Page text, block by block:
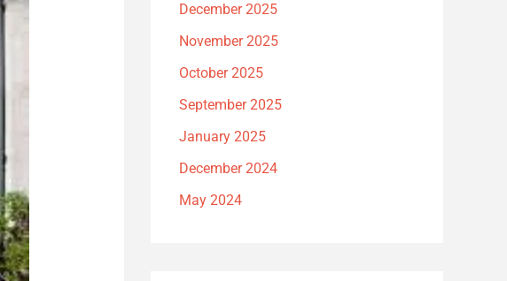
December 2025
November 2025
October 2025
September 2025
January 2025
December 2024
May 2024